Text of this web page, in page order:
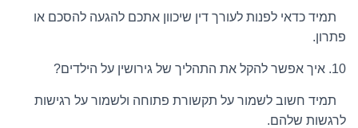
תמיד כדאי לפנות לעורך דין שיכוון אתכם להגעה להסכם או
פתרון.
10. איך אפשר להקל את התהליך של גירושין על הילדים?
תמיד חשוב לשמור על תקשורת פתוחה ולשמור על רגישות
לרגשות שלהם.